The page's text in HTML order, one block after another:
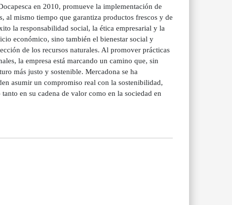
en 2010, promueve la implementación de
al mismo tiempo que garantiza productos frescos y de
la responsabilidad social, la ética empresarial y la
económico, sino también el bienestar social y
de los recursos naturales. Al promover prácticas
la empresa está marcando un camino que, sin
más justo y sostenible. Mercadona se ha
asumir un compromiso real con la sostenibilidad,
en su cadena de valor como en la sociedad en